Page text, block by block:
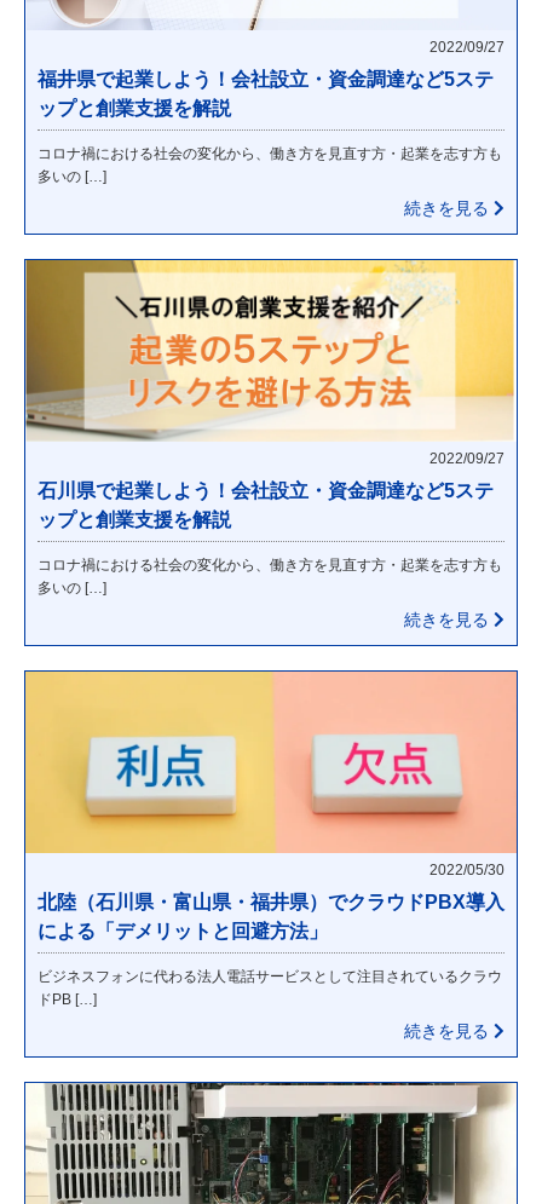
2022/09/27
福井県で起業しよう！会社設立・資金調達など5ステ
ップと創業支援を解説
コロナ禍における社会の変化から、働き方を見直す方・起業を志す方も
多いの […]
続きを見る
2022/09/27
石川県で起業しよう！会社設立・資金調達など5ステ
ップと創業支援を解説
コロナ禍における社会の変化から、働き方を見直す方・起業を志す方も
多いの […]
続きを見る
2022/05/30
北陸（石川県・富山県・福井県）でクラウドPBX導入
による「デメリットと回避方法」
ビジネスフォンに代わる法人電話サービスとして注目されているクラウ
ドPB […]
続きを見る